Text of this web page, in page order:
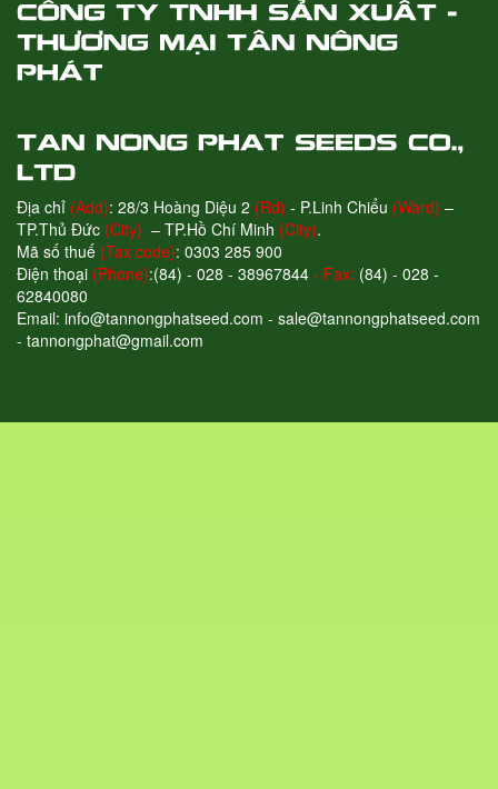
Địa chỉ (Add): 28/3 Hoàng Diệu 2 (Rd) - P.Linh Chiểu (Ward) –
TP.Thủ Đức (City) – TP.Hồ Chí Minh (City).
Mã số thuế (Tax code): 0303 285 900
Điện thoại (Phone):(84) - 028 - 38967844 - Fax: (84) - 028 -
62840080
Email: info@tannongphatseed.com - sale@tannongphatseed.com
- tannongphat@gmail.com